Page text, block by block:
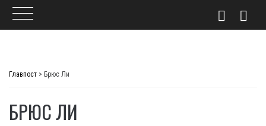
Главпост > Брюс Ли
БРЮС ЛИ